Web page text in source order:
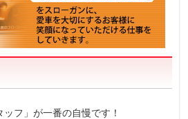
ッフ」が一番の自慢です！